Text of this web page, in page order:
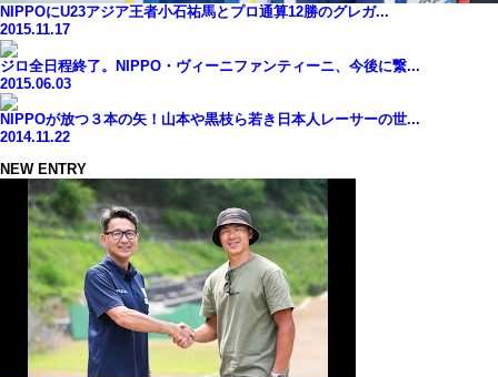
NIPPOにU23アジア王者小石祐馬とプロ通算12勝のグレガ...
2015.11.17
ジロ全日程終了。NIPPO・ヴィーニファンティーニ、今後に繋...
2015.06.03
NIPPOが放つ３本の矢！山本や黒枝ら若き日本人レーサーの世...
2014.11.22
NEW ENTRY